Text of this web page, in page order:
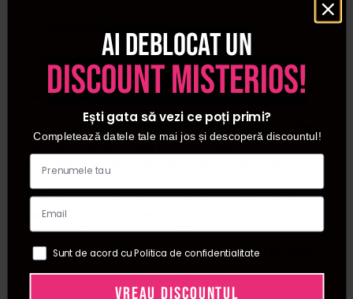
Lampa UV LED Promed UVL 60-X
Cablu de alimentare
Manual de utilizare
Mai putine limite, mai multa libertate si unghii perfect
polimerizate de fiecare data - Promed UVL 60-X
lumineaza drumul catre manichiuri impecabile! ✨💅
🛍️Toate produsele achizitionate de pe site-ul
nostru sunt originale.
📜Declaratie de conformitate ProCosmetic.
✅Procosmetic este distribuitor autorizat Promed.
Ai deblocat un
discount misterios!
Ești gata să vezi ce poți primi?
Completează datele tale mai jos și descoperă discountul!
Sunt de acord cu Politica de confidentialitate
VREAU DISCOUNTUL